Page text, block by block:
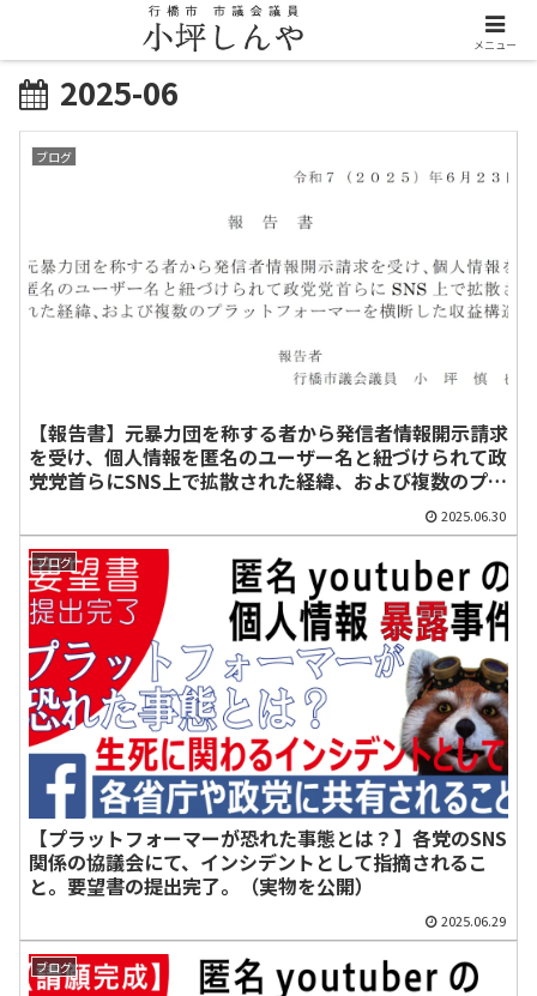
2025-06
ブログ
【報告書】元暴力団を称する者から発信者情報開示請求
を受け、個人情報を匿名のユーザー名と紐づけられて政
党党首らにSNS上で拡散された経緯、および複数のプラ
2025.06.30
ブログ
【プラットフォーマーが恐れた事態とは？】各党のSNS
関係の協議会にて、インシデントとして指摘されるこ
と。要望書の提出完了。（実物を公開）
2025.06.29
ブログ
メニュー